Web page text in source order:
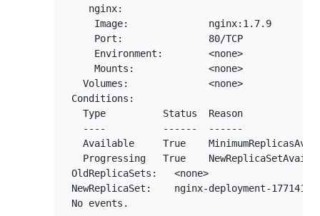
    nginx:
     Image:              nginx:1.7.9
     Port:               80/TCP
     Environment:        <none>
     Mounts:             <none>
   Volumes:              <none>
Conditions:
   Type          Status  Reason
   ----          ------  ------
Available     True
Progressing   True
OldReplicaSets:   <none>
NewReplicaSet:    nginx-deployment-